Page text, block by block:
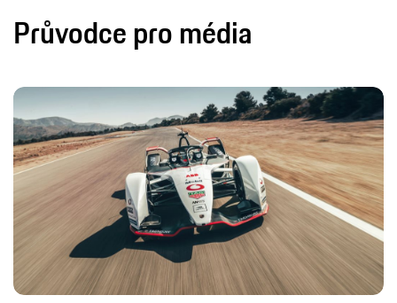
Průvodce pro média